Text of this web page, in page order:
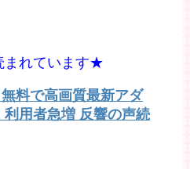
まれています★
料で高画質最新アダ
用者急増 反響の声続